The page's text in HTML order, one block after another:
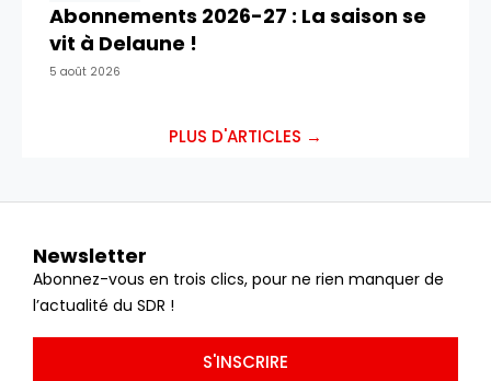
Abonnements 2026-27 : La saison se
vit à Delaune !
5 août 2026
PLUS D'ARTICLES →
Newsletter
Abonnez-vous en trois clics, pour ne rien manquer de
l’actualité du SDR !
S'INSCRIRE